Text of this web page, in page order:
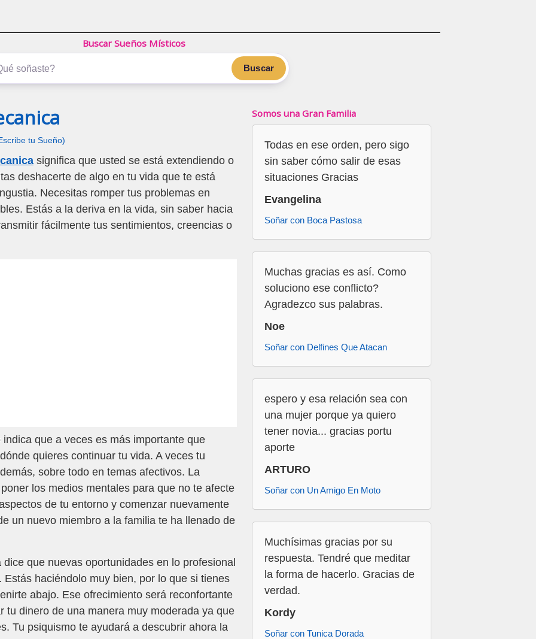
Buscar Sueños Místicos
Buscar
tu Sueño)
significa que usted se está extendiendo o
deshacerte de algo en tu vida que te está
Necesitas romper tus problemas en
Estás a la deriva en la vida, sin saber hacia
fácilmente tus sentimientos, creencias o
que a veces es más importante que
quieres continuar tu vida. A veces tu
sobre todo en temas afectivos. La
los medios mentales para que no te afecte
de tu entorno y comenzar nuevamente
un nuevo miembro a la familia te ha llenado de
que nuevas oportunidades en lo profesional
haciéndolo muy bien, por lo que si tienes
abajo. Ese ofrecimiento será reconfortante
tu dinero de una manera muy moderada ya que
Tu psiquismo te ayudará a descubrir ahora la
Somos una Gran Familia
Todas en ese orden, pero sigo
sin saber cómo salir de esas
situaciones Gracias
Evangelina
Soñar con Boca Pastosa
Muchas gracias es así. Como
soluciono ese conflicto?
Agradezco sus palabras.
Noe
Soñar con Delfines Que Atacan
espero y esa relación sea con
una mujer porque ya quiero
tener novia... gracias portu
aporte
ARTURO
Soñar con Un Amigo En Moto
Muchísimas gracias por su
respuesta. Tendré que meditar
la forma de hacerlo. Gracias de
verdad.
Kordy
Soñar con Tunica Dorada